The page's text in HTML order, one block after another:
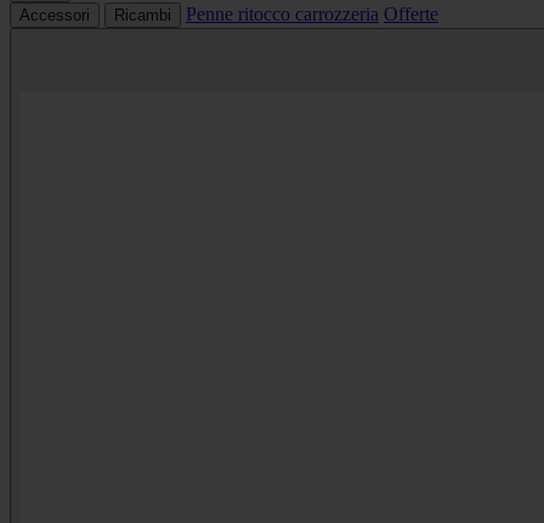
Accessori
Ricambi Penne ritocco carrozzeria Offerte